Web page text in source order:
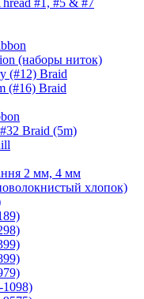
(наборы ниток)
(#12) Braid
(#16) Braid
Braid (5m)
2 мм, 4 мм
хлопок)
1098)